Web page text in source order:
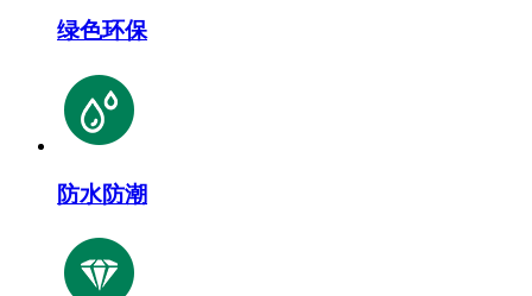
绿色环保
防水防潮